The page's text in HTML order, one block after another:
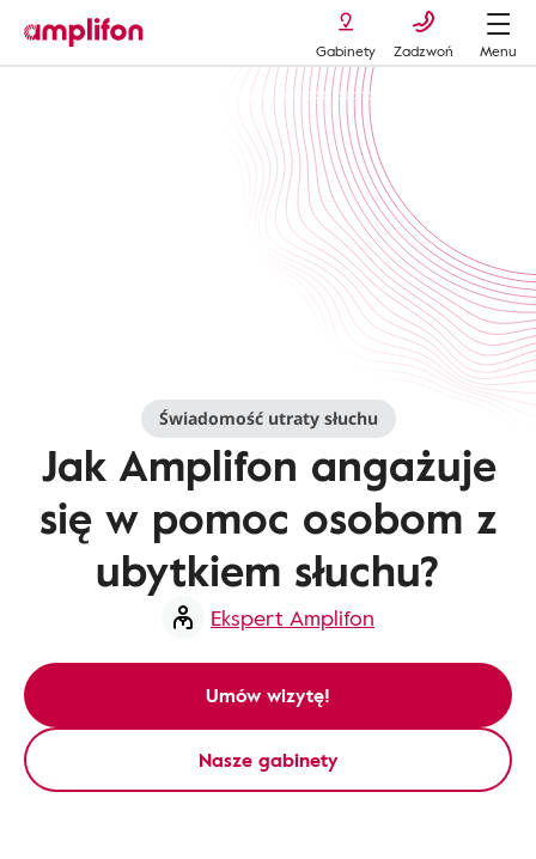
Gabinety Zadzwoń
Menu
amplifon pomaga osobom ubytekim sluchu
Świadomość utraty słuchu
Jak Amplifon angażuje
się w pomoc osobom z
ubytkiem słuchu?
Ekspert Amplifon
Umów wizytę!
Nasze gabinety